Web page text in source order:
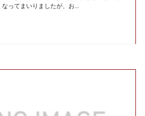
ってまいりましたが、お...